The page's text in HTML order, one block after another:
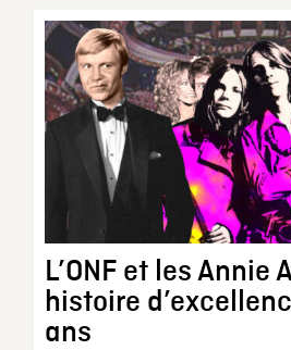
L’ONF et les Annie
histoire
ans